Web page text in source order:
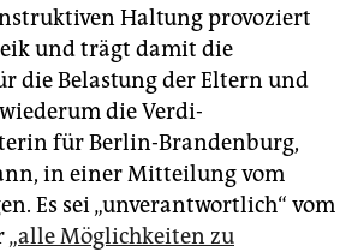
Haltung provoziert
und trägt damit die
die Belastung der Eltern und
die Verdi-
für Berlin-Brandenburg,
in einer Mitteilung vom
Es sei „unverantwortlich“ vom
„alle Möglichkeiten zu